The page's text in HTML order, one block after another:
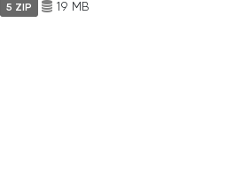
5 ZIP 19 MB